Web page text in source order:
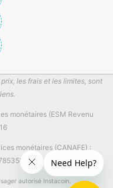
les frais et les limites, sont
monétaires (ESM Revenu
monétaires (CANAFE) :
autorisé Instacoin.